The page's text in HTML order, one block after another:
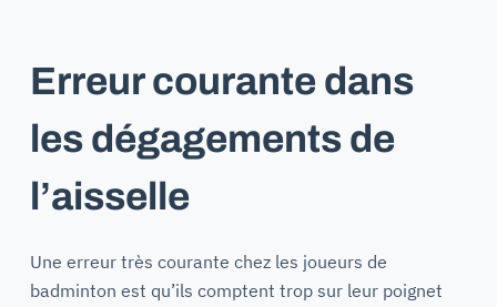
Erreur courante dans
les dégagements de
l’aisselle
Une erreur très courante chez les joueurs de
badminton est qu’ils comptent trop sur leur poignet